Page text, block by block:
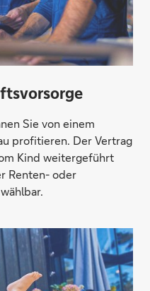
Sie von einem
profitieren. Der Vertrag
Kind weitergeführt
Renten- oder